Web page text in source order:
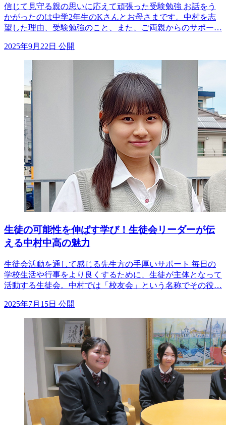
信じて見守る親の思いに応えて頑張った受験勉強 お話をう
かがったのは中学2年生のKさんとお母さまです。中村を志
望した理由、受験勉強のこと、また、ご両親からのサポー…
2025年9月22日 公開
生徒の可能性を伸ばす学び！生徒会リーダーが伝
える中村中高の魅力
生徒会活動を通して感じる先生方の手厚いサポート 毎日の
学校生活や行事をより良くするために、生徒が主体となって
活動する生徒会。中村では「校友会」という名称でその役…
2025年7月15日 公開